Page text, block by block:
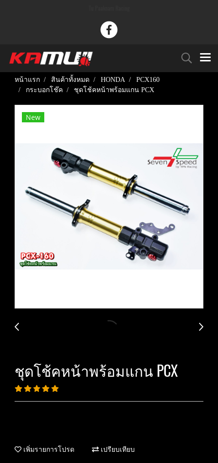
หน้าแรก สินค้าทั้งหมด HONDA
PCX160
กระบอกโช๊ค
ชุดโช้คหน้าพร้อมแกน PCX
New
ชุดโช้คหน้าพร้อมแกน PCX
เพิ่มรายการโปรด เปรียบเทียบ